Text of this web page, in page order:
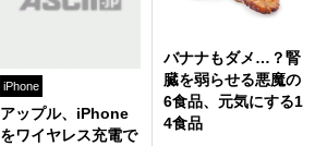
iPhone
アップル、iPhone
をワイヤレス充電で
バナナもダメ…？腎
臓を弱らせる悪魔の
6食品、元気にする1
4食品